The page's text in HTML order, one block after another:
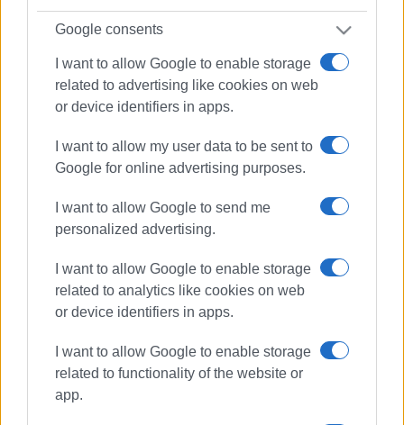
Google consents
I want to allow Google to enable storage
related to advertising like cookies on web
or device identifiers in apps.
I want to allow my user data to be sent to
Google for online advertising purposes.
I want to allow Google to send me
personalized advertising.
I want to allow Google to enable storage
related to analytics like cookies on web
or device identifiers in apps.
I want to allow Google to enable storage
related to functionality of the website or
app.